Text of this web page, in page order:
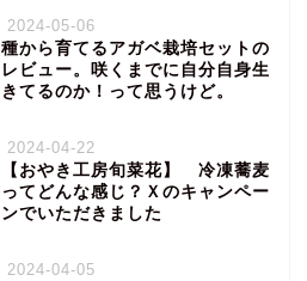
2024-05-06
種から育てるアガベ栽培セットの
レビュー。咲くまでに自分自身生
きてるのか！って思うけど。
2024-04-22
【おやき工房旬菜花】 冷凍蕎麦
ってどんな感じ？Ｘのキャンペー
ンでいただきました
2024-04-05